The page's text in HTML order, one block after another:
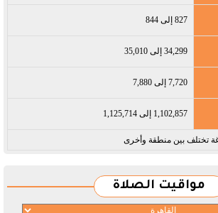
827 إلى 844
34,299 إلى 35,010
7,720 إلى 7,880
1,102,857 إلى 1,125,714
تختلف بين منطقة وأخرى
مواقيت الصلاة